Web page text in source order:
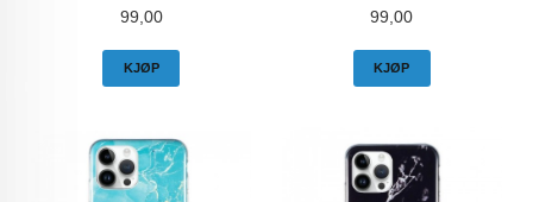
Pris
99,00
KJØP
Pris
99,00
KJØP